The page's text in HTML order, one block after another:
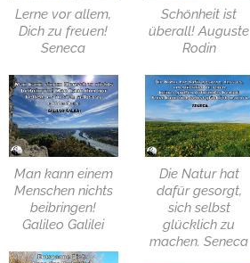
Lerne vor allem,
Dich zu freuen!
Seneca
Schönheit ist
überall! Auguste
Rodin
Man kann einem
Menschen nichts
beibringen!
Galileo Galilei
Die Natur hat
dafür gesorgt,
sich selbst
glücklich zu
machen. Seneca